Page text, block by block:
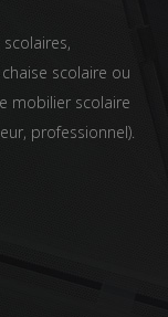
scolaire ou
mobilier scolaire
professionnel).